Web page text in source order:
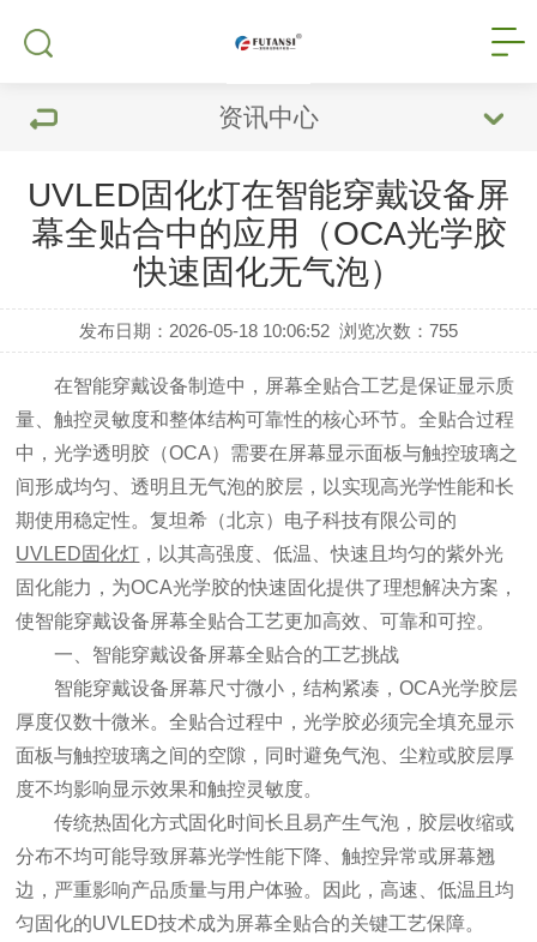
资讯中心
UVLED固化灯在智能穿戴设备屏
幕全贴合中的应用（OCA光学胶
快速固化无气泡）
发布日期：2026-05-18 10:06:52 浏览次数：755
在智能穿戴设备制造中，屏幕全贴合工艺是保证显示质
量、触控灵敏度和整体结构可靠性的核心环节。全贴合过程
中，光学透明胶（OCA）需要在屏幕显示面板与触控玻璃之
间形成均匀、透明且无气泡的胶层，以实现高光学性能和长
期使用稳定性。复坦希（北京）电子科技有限公司的
UVLED固化灯 ，以其高强度、低温、快速且均匀的紫外光
固化能力，为OCA光学胶的快速固化提供了理想解决方案，
使智能穿戴设备屏幕全贴合工艺更加高效、可靠和可控。
一、智能穿戴设备屏幕全贴合的工艺挑战
智能穿戴设备屏幕尺寸微小，结构紧凑，OCA光学胶层
厚度仅数十微米。全贴合过程中，光学胶必须完全填充显示
面板与触控玻璃之间的空隙，同时避免气泡、尘粒或胶层厚
度不均影响显示效果和触控灵敏度。
传统热固化方式固化时间长且易产生气泡，胶层收缩或
分布不均可能导致屏幕光学性能下降、触控异常或屏幕翘
边，严重影响产品质量与用户体验。因此，高速、低温且均
匀固化的UVLED技术成为屏幕全贴合的关键工艺保障。